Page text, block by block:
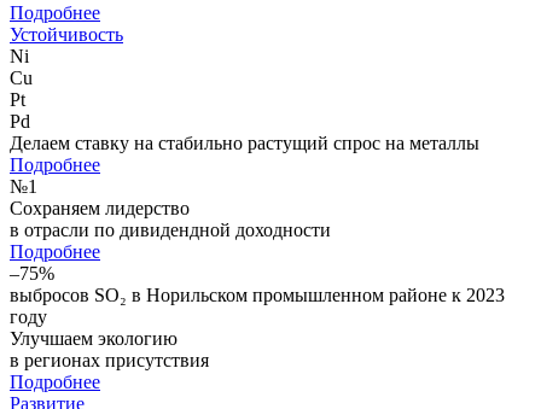
Подробнее
Устойчивость
Ni
Cu
Pt
Pd
Делаем ставку на стабильно растущий спрос на металлы
Подробнее
№1
Сохраняем лидерство
в отрасли по дивидендной доходности
Подробнее
–75%
выбросов SO₂ в Норильском промышленном районе к 2023
году
Улучшаем экологию
в регионах присутствия
Подробнее
Развитие